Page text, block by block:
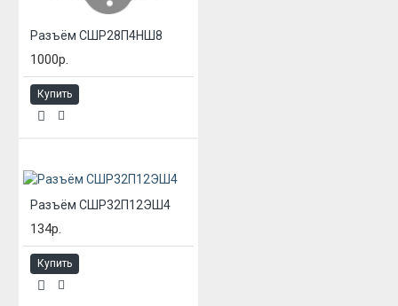
Разъём СШР28П4НШ8
1000р.
Купить
Разъём СШР32П12ЭШ4
134р.
Купить